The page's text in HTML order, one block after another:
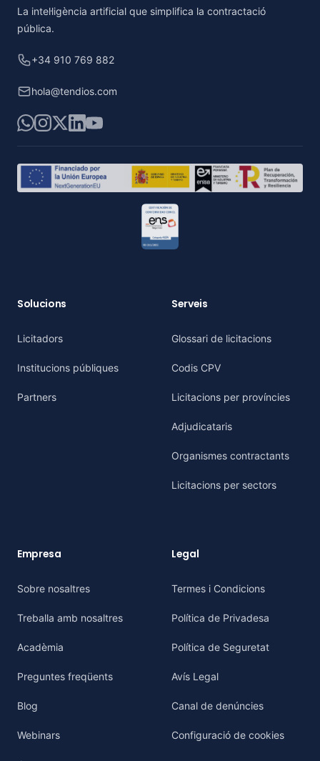
La intel·ligència artificial que simplifica la contractació
pública.
+34 910 769 882
hola@tendios.com
WhatsApp
Instagram
X LinkedIn
YouTube
Solucions
Licitadors
Institucions públiques
Partners
Serveis
Glossari de licitacions
Codis CPV
Licitacions per províncies
Adjudicataris
Organismes contractants
Licitacions per sectors
Empresa
Sobre nosaltres
Treballa amb nosaltres
Acadèmia
Preguntes freqüents
Blog
Webinars
Legal
Termes i Condicions
Política de Privadesa
Política de Seguretat
Avís Legal
Canal de denúncies
Configuració de cookies